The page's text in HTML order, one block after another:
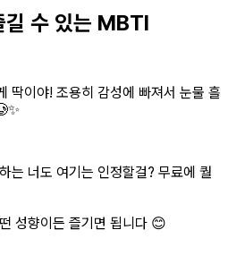
수 있는 MBTI
딱이야! 조용히 감성에 빠져서 눈물 흘
는 너도 여기는 인정할걸? 무료에 퀄
성향이든 즐기면 됩니다 😊